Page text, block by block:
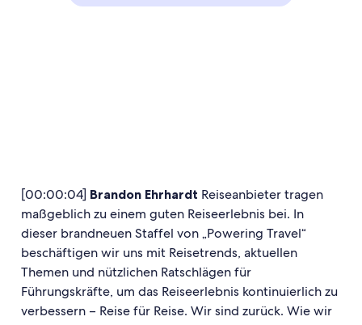
[00:00:04] Brandon Ehrhardt Reiseanbieter tragen
maßgeblich zu einem guten Reiseerlebnis bei. In
dieser brandneuen Staffel von „Powering Travel“
beschäftigen wir uns mit Reisetrends, aktuellen
Themen und nützlichen Ratschlägen für
Führungskräfte, um das Reiseerlebnis kontinuierlich zu
verbessern – Reise für Reise. Wir sind zurück. Wie wir